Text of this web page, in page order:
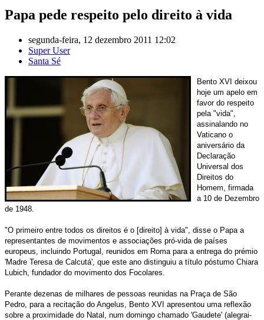
Papa pede respeito pelo direito à vida
segunda-feira, 12 dezembro 2011 12:02
Super User
Santa Sé
Bento XVI deixou
hoje um apelo em
favor do respeito
pela "vida",
assinalando no
Vaticano o
aniversário da
Declaração
Universal dos
Direitos do
Homem, firmada
a 10 de Dezembro
de 1948.
"O primeiro entre todos os direitos é o [direito] à vida", disse o Papa a
representantes de movimentos e associações pró-vida de países
europeus, incluindo Portugal, reunidos em Roma para a entrega do prémio
'Madre Teresa de Calcutá', que este ano distinguiu a título póstumo Chiara
Lubich, fundador do movimento dos Focolares.
Perante dezenas de milhares de pessoas reunidas na Praça de São
Pedro, para a recitação do Angelus, Bento XVI apresentou uma reflexão
sobre a proximidade do Natal, num domingo chamado 'Gaudete' (alegrai-